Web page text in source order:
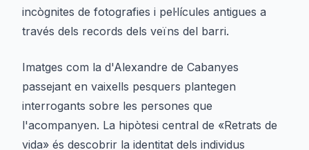
incògnites de fotografies i pel·lícules antigues a
través dels records dels veïns del barri.
Imatges com la d'Alexandre de Cabanyes
passejant en vaixells pesquers plantegen
interrogants sobre les persones que
l'acompanyen. La hipòtesi central de «Retrats de
vida» és descobrir la identitat dels individus